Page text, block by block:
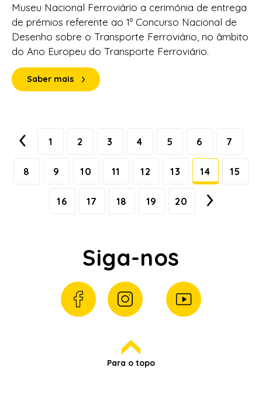
Museu Nacional Ferroviário a cerimónia de entrega
de prémios referente ao 1º Concurso Nacional de
Desenho sobre o Transporte Ferroviário, no âmbito
do Ano Europeu do Transporte Ferroviário.
Saber mais
1 2 3 4 5 6 7
8 9 10 11 12 13 14 15
16 17 18 19 20
Siga-nos
Para o topo